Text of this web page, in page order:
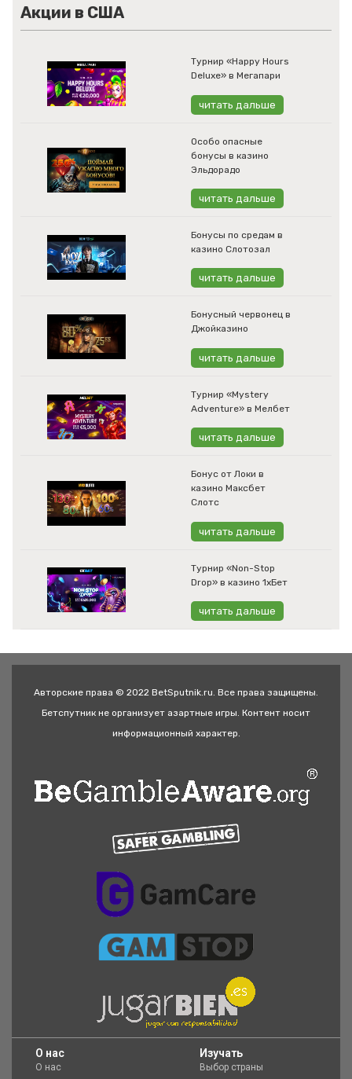
Акции в США
Турнир «Happy Hours
Deluxe» в Мегапари
читать дальше
Особо опасные
бонусы в казино
Эльдорадо
читать дальше
Бонусы по средам в
казино Слотозал
читать дальше
Бонусный червонец в
Джойказино
читать дальше
Турнир «Mystery
Adventure» в Мелбет
читать дальше
Бонус от Локи в
казино Максбет
Слотс
читать дальше
Турнир «Non-Stop
Drop» в казино 1хБет
читать дальше
Авторские права © 2022 BetSputnik.ru. Все права защищены.
Бетспутник не организует азартные игры. Контент носит
информационный характер.
O нас
О нас
Изучать
Выбор страны